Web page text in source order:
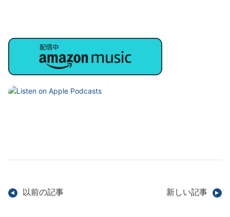
以前の記事 新しい記事